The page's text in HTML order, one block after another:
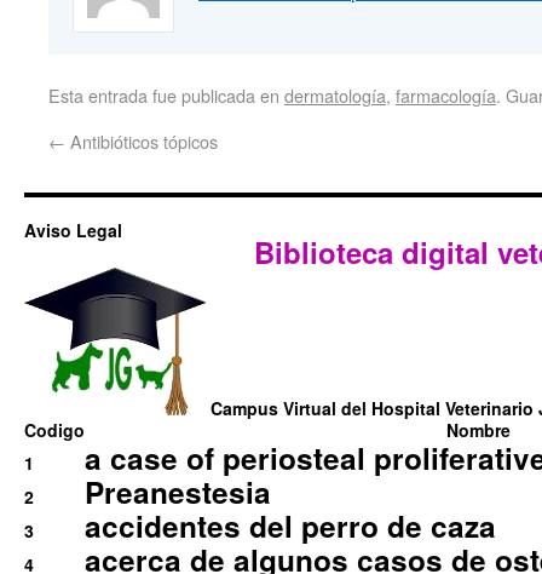
Esta entrada fue publicada en dermatología, farmacología.
← Antibióticos tópicos
Aviso Legal
Biblioteca digital
Campus Virtual del Hospital Veterinario
Codigo
Nombre
1
a case of periosteal
2 Preanestesia
3 accidentes del perro de caza
4
acerca de algunos casos de